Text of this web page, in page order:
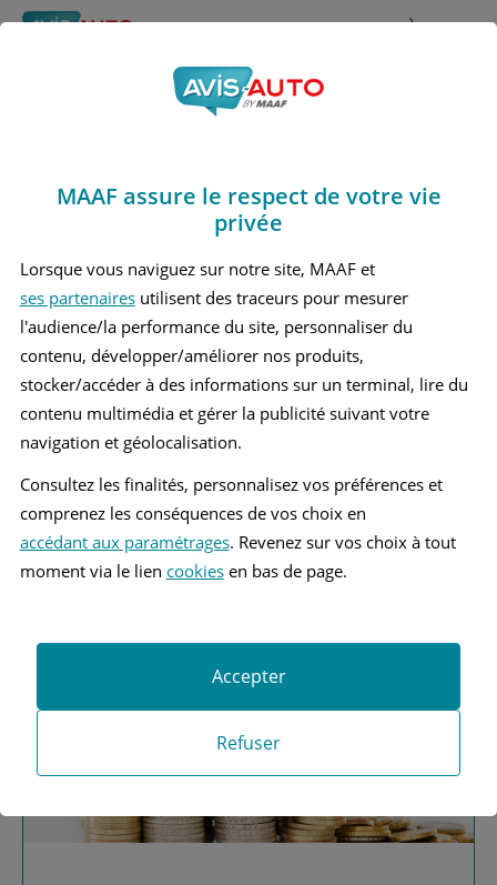
Rechercher À propos
Obtenir un devis d'assurance auto MAAF
Avis Lexus Is 220
LEXUS IS 220 2 BERLINE
Vous recherchez une
assurance automobile ?
Obtenez vos devis MAAF
MAAF assure le respect de votre vie
privée
Lorsque vous naviguez sur notre site, MAAF et
ses partenairesutilisent des traceurs pour mesurer
l'audience/la performance du site, personnaliser du
contenu, développer/améliorer nos produits,
stocker/accéder à des informations sur un terminal, lire du
contenu multimédia et gérer la publicité suivant votre
navigation et géolocalisation.
Consultez les finalités, personnalisez vos préférences et
comprenez les conséquences de vos choix en
accédant aux paramétrages. Revenez sur vos choix à tout
moment via le lien cookiesen bas de page.
Refuser
Accepter